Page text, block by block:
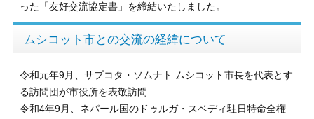
った「友好交流協定書」を締結いたしました。
ムシコット市との交流の経緯について
令和元年9月、サプコタ・ソムナト ムシコット市長を代表とす
る訪問団が市役所を表敬訪問
令和4年9月、ネパール国のドゥルガ・スベディ駐日特命全権